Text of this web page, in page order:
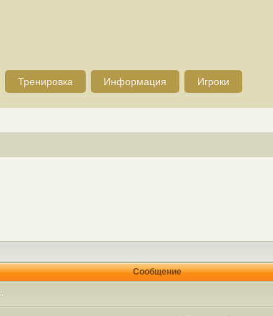
Тренировка Информация Игроки
Сообщение